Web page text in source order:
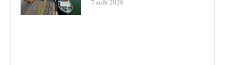
7 août 2026